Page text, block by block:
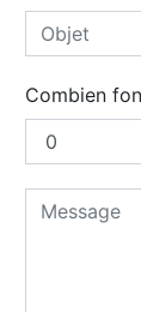
Combien